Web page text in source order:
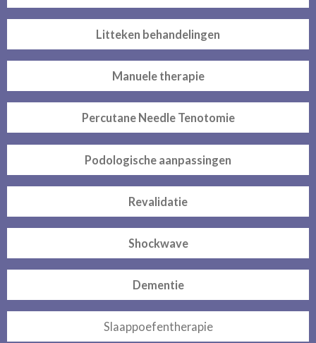
Litteken behandelingen
Manuele therapie
Percutane Needle Tenotomie
Podologische aanpassingen
Revalidatie
Shockwave
Dementie
Slaappoefentherapie